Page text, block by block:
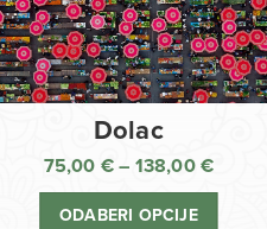
Dolac
75,00 € – 138,00 €
cijena:
ODABERI OPCIJE